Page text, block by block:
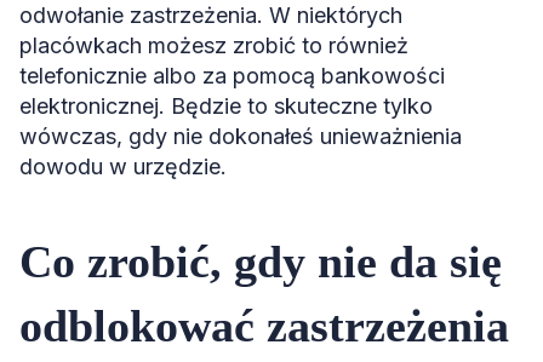
odwołanie zastrzeżenia. W niektórych
placówkach możesz zrobić to również
telefonicznie albo za pomocą bankowości
elektronicznej. Będzie to skuteczne tylko
wówczas, gdy nie dokonałeś unieważnienia
dowodu w urzędzie.
Co zrobić, gdy nie da się
odblokować zastrzeżenia